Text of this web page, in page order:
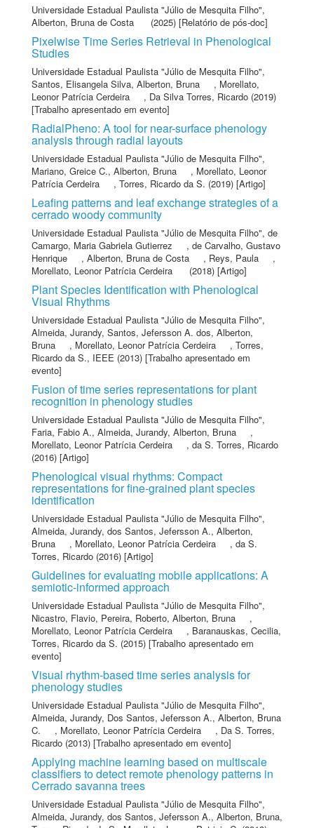
Universidade Estadual Paulista "Júlio de Mesquita Filho",
Alberton, Bruna de Costa
(2025) [Relatório de pós-doc]
Pixelwise Time Series Retrieval in Phenological
Studies
Universidade Estadual Paulista "Júlio de Mesquita Filho",
Santos, Elisangela Silva, Alberton, Bruna , Morellato,
Leonor Patrícia Cerdeira
, Da Silva Torres, Ricardo (2019)
[Trabalho apresentado em evento]
RadialPheno: A tool for near-surface phenology
analysis through radial layouts
Universidade Estadual Paulista "Júlio de Mesquita Filho",
Mariano, Greice C., Alberton, Bruna , Morellato, Leonor
Patrícia Cerdeira
, Torres, Ricardo da S. (2019) [Artigo]
Leafing patterns and leaf exchange strategies of a
cerrado woody community
Universidade Estadual Paulista "Júlio de Mesquita Filho", de
Camargo, Maria Gabriela Gutierrez
, de Carvalho, Gustavo
Henrique
, Alberton, Bruna de Costa , Reys, Paula
,
Morellato, Leonor Patrícia Cerdeira
(2018) [Artigo]
Plant Species Identification with Phenological
Visual Rhythms
Universidade Estadual Paulista "Júlio de Mesquita Filho",
Almeida, Jurandy, Santos, Jefersson A. dos, Alberton,
Bruna
, Morellato, Leonor Patrícia Cerdeira , Torres,
Ricardo da S., IEEE (2013) [Trabalho apresentado em
evento]
Fusion of time series representations for plant
recognition in phenology studies
Universidade Estadual Paulista "Júlio de Mesquita Filho",
Faria, Fabio A., Almeida, Jurandy, Alberton, Bruna
,
Morellato, Leonor Patrícia Cerdeira
, da S. Torres, Ricardo
(2016) [Artigo]
Phenological visual rhythms: Compact
representations for fine-grained plant species
identification
Universidade Estadual Paulista "Júlio de Mesquita Filho",
Almeida, Jurandy, dos Santos, Jefersson A., Alberton,
Bruna
, Morellato, Leonor Patrícia Cerdeira , da S.
Torres, Ricardo (2016) [Artigo]
Guidelines for evaluating mobile applications: A
semiotic-informed approach
Universidade Estadual Paulista "Júlio de Mesquita Filho",
Nicastro, Flavio, Pereira, Roberto, Alberton, Bruna
,
Morellato, Leonor Patrícia Cerdeira
, Baranauskas, Cecilia,
Torres, Ricardo da S. (2015) [Trabalho apresentado em
evento]
Visual rhythm-based time series analysis for
phenology studies
Universidade Estadual Paulista "Júlio de Mesquita Filho",
Almeida, Jurandy, Dos Santos, Jefersson A., Alberton, Bruna
C.
, Morellato, Leonor Patrícia Cerdeira , Da S. Torres,
Ricardo (2013) [Trabalho apresentado em evento]
Applying machine learning based on multiscale
classifiers to detect remote phenology patterns in
Cerrado savanna trees
Universidade Estadual Paulista "Júlio de Mesquita Filho",
Almeida, Jurandy, dos Santos, Jefersson A., Alberton, Bruna,